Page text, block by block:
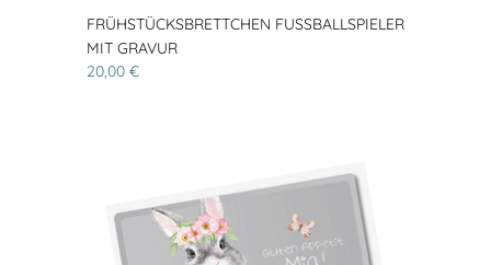
FRÜHSTÜCKSBRETTCHEN FUSSBALLSPIELER M
IT GRAVUR
20,00 €